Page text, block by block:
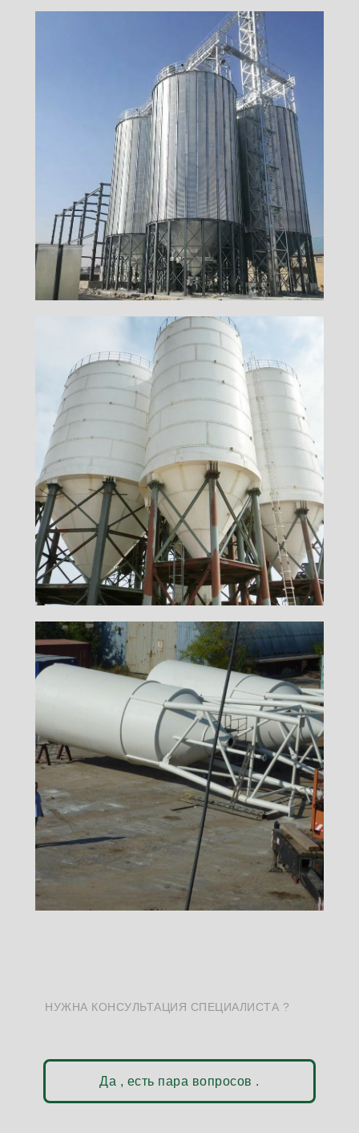
НУЖНА КОНСУЛЬТАЦИЯ СПЕЦИАЛИСТА ?
Да , есть пара вопросов .